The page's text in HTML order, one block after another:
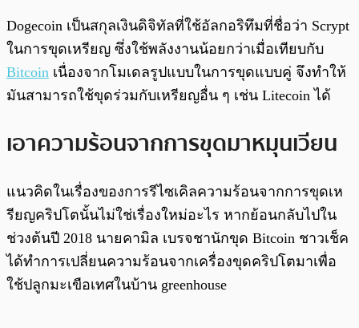
Dogecoin เป็นสกุลเงินดิจิทัลที่ใช้อัลกอริทึมที่ชื่อว่า Scrypt
ในการขุดเหรียญ ซึ่งใช้พลังงานน้อยกว่าเมื่อเทียบกับ
Bitcoin เนื่องจากโมเดลรูปแบบในการขุดแบบคู่ จึงทำให้
มันสามารถใช้ขุดร่วมกับเหรียญอื่น ๆ เช่น Litecoin ได้
เอาความร้อนจากการขุดมาหมุนเวียน
แนวคิดในเรื่องของการรีไซเคิลความร้อนจากการขุดเห
รียญคริปโตนั้นไม่ใช่เรื่องใหม่อะไร หากย้อนกลับไปใน
ช่วงต้นปี 2018 นายคามิล เบรจชานักขุด Bitcoin ชาวเช็ค
ได้ทำการเปลี่ยนความร้อนจากเครื่องขุดคริปโตมาเพื่อ
ใช้ปลูกมะเขือเทศในบ้าน greenhouse